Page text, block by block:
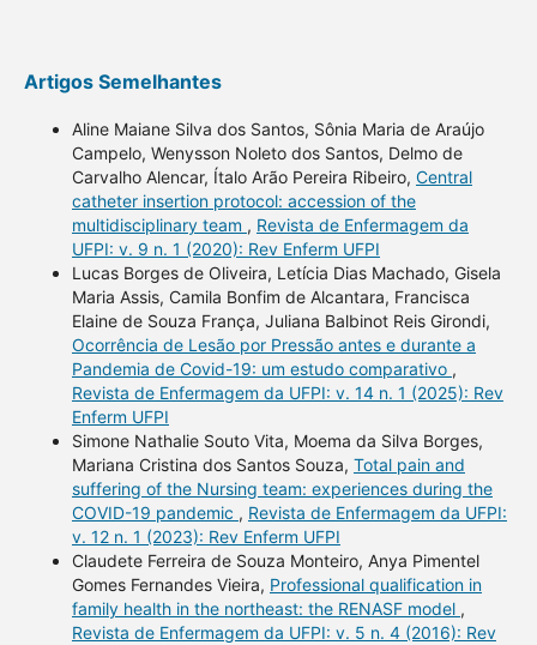
Artigos Semelhantes
Aline Maiane Silva dos Santos, Sônia Maria de Araújo
Campelo, Wenysson Noleto dos Santos, Delmo de
Carvalho Alencar, Ítalo Arão Pereira Ribeiro, Central
catheter insertion protocol: accession of the
multidisciplinary team , Revista de Enfermagem da
UFPI: v. 9 n. 1 (2020): Rev Enferm UFPI
Lucas Borges de Oliveira, Letícia Dias Machado, Gisela
Maria Assis, Camila Bonfim de Alcantara, Francisca
Elaine de Souza França, Juliana Balbinot Reis Girondi,
Ocorrência de Lesão por Pressão antes e durante a
Pandemia de Covid-19: um estudo comparativo ,
Revista de Enfermagem da UFPI: v. 14 n. 1 (2025): Rev
Enferm UFPI
Simone Nathalie Souto Vita, Moema da Silva Borges,
Mariana Cristina dos Santos Souza, Total pain and
suffering of the Nursing team: experiences during the
COVID-19 pandemic , Revista de Enfermagem da UFPI:
v. 12 n. 1 (2023): Rev Enferm UFPI
Claudete Ferreira de Souza Monteiro, Anya Pimentel
Gomes Fernandes Vieira, Professional qualification in
family health in the northeast: the RENASF model ,
Revista de Enfermagem da UFPI: v. 5 n. 4 (2016): Rev